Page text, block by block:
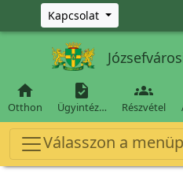
Ugrás a fő tartalomra
Kapcsolat

Otthon

Ügyintéz…

Részvétel
Válasszon a